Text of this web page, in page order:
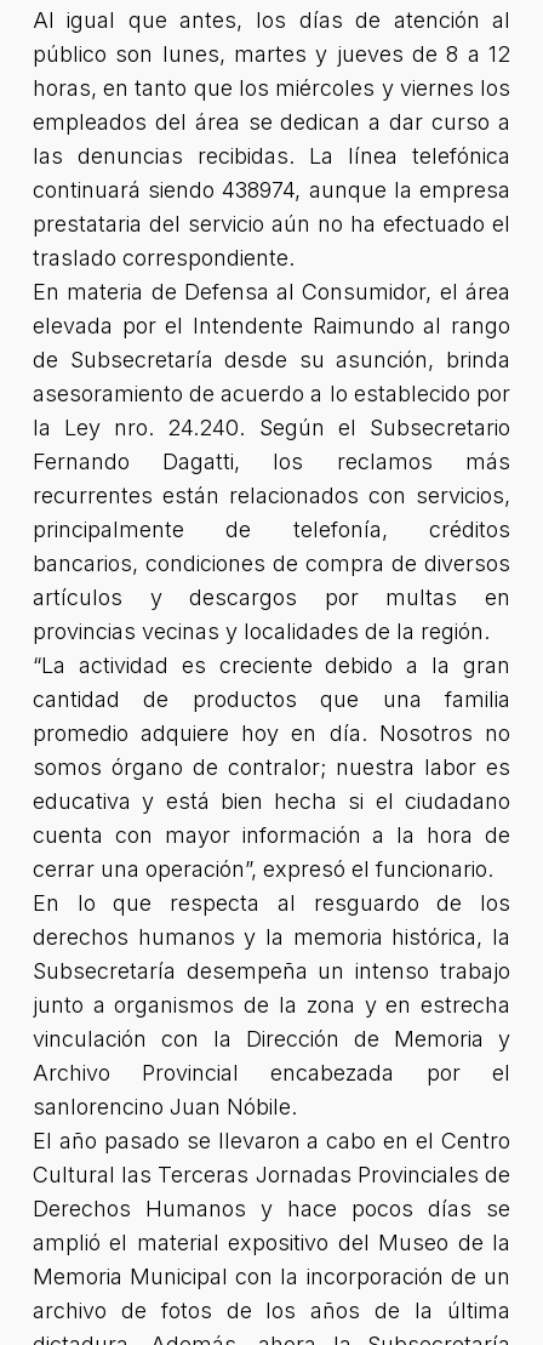
Al igual que antes, los días de atención al
público son lunes, martes y jueves de 8 a 12
horas, en tanto que los miércoles y viernes los
empleados del área se dedican a dar curso a
las denuncias recibidas. La línea telefónica
continuará siendo 438974, aunque la empresa
prestataria del servicio aún no ha efectuado el
traslado correspondiente.
En materia de Defensa al Consumidor, el área
elevada por el Intendente Raimundo al rango
de Subsecretaría desde su asunción, brinda
asesoramiento de acuerdo a lo establecido por
la Ley nro. 24.240. Según el Subsecretario
Fernando Dagatti, los reclamos más
recurrentes están relacionados con servicios,
principalmente de telefonía, créditos
bancarios, condiciones de compra de diversos
artículos y descargos por multas en
provincias vecinas y localidades de la región.
“La actividad es creciente debido a la gran
cantidad de productos que una familia
promedio adquiere hoy en día. Nosotros no
somos órgano de contralor; nuestra labor es
educativa y está bien hecha si el ciudadano
cuenta con mayor información a la hora de
cerrar una operación”, expresó el funcionario.
En lo que respecta al resguardo de los
derechos humanos y la memoria histórica, la
Subsecretaría desempeña un intenso trabajo
junto a organismos de la zona y en estrecha
vinculación con la Dirección de Memoria y
Archivo Provincial encabezada por el
sanlorencino Juan Nóbile.
El año pasado se llevaron a cabo en el Centro
Cultural las Terceras Jornadas Provinciales de
Derechos Humanos y hace pocos días se
amplió el material expositivo del Museo de la
Memoria Municipal con la incorporación de un
archivo de fotos de los años de la última